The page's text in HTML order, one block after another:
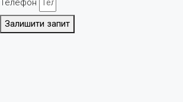
Телефон
Залишити запит